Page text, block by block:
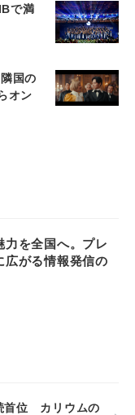
で満
国の
オン
力を全国へ。プレ
広がる情報発信の
首位 カリウムの